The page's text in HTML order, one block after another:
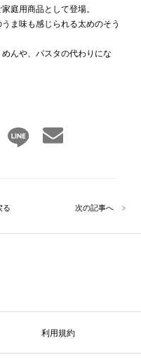
庭用商品として登場。
ま味も感じられる太めのそう
んや、パスタの代わりにな
る 次の記事へ
利用規約